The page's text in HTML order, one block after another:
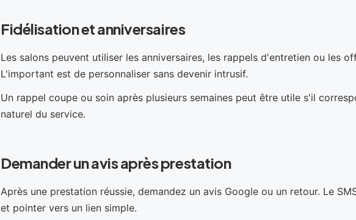
Fidélisation et anniversaires
Les salons peuvent utiliser les anniversaires, les rappels d'entretien ou les
L'important est de personnaliser sans devenir intrusif.
Un rappel coupe ou soin après plusieurs semaines peut être utile s'il
naturel du service.
Demander un avis après prestation
Après une prestation réussie, demandez un avis Google ou un retour. Le
et pointer vers un lien simple.